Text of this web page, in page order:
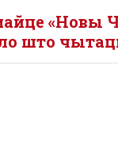
«Новы
што